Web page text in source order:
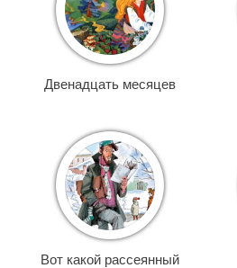
Двенадцать месяцев
Вот какой рассеянный